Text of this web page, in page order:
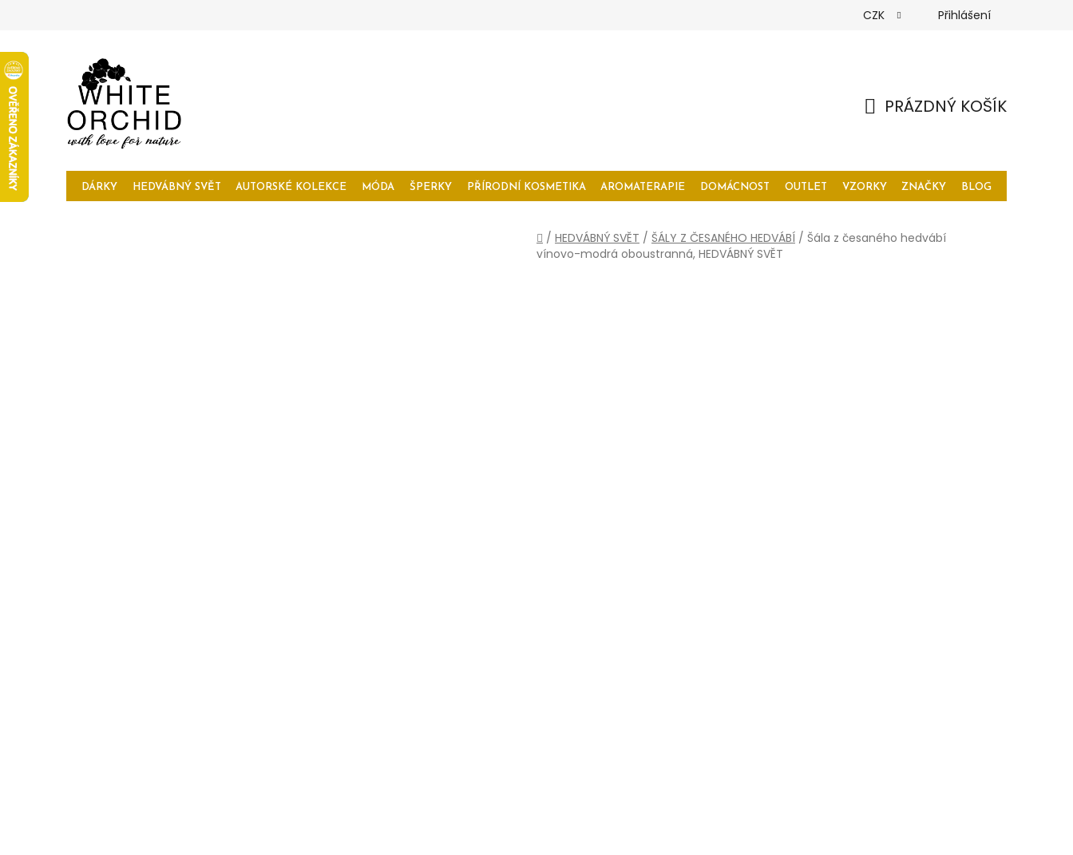
CZK Přihlášení
PRÁZDNÝ KOŠÍK
DÁRKY HEDVÁBNÝ SVĚT AUTORSKÉ KOLEKCE MÓDA ŠPERKY PŘÍRODNÍ KOSMETIKA AROMATERAPIE DOMÁCNOST OUTLET VZORKY ZNAČKY BLOG
Domů
/ HEDVÁBNÝ SVĚT / ŠÁLY Z ČESANÉHO HEDVÁBÍ / Šála z česaného hedvábí
vínovo-modrá oboustranná, HEDVÁBNÝ SVĚT